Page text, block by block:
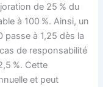
de 25 % du
à 100 %. Ainsi, un
passe à 1,25 dès la
de responsabilité
%. Cette
et peut